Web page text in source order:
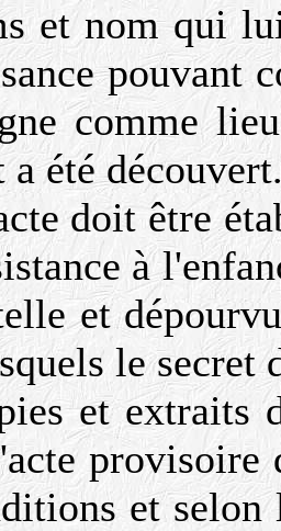
et nom qui
pouvant
comme
a été
doit être
à
et
le secret
et extraits
provisoire
et